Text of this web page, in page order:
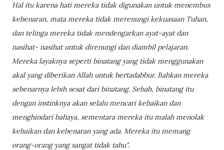
Hal itu karena hati mereka tidak digunakan untuk menembus
kebenaran, mata mereka tidak merenungi kekuasaan Tuhan,
dan telinga mereka tidak mendengarkan ayat-ayat dan
nasihat- nasihat untuk direnungi dan diambil pelajaran.
Mereka layaknya seperti binatang yang tidak menggunakan
akal yang diberikan Allah untuk bertadabbur. Bahkan mereka
sebenarnya lebih sesat dari binatang. Sebab, binatang itu
dengan instinknya akan selalu mencari kebaikan dan
menghindari bahaya, sementara mereka itu malah menolak
kebaikan dan kebenaran yang ada. Mereka itu memang
orang-orang yang sangat tidak tahu".